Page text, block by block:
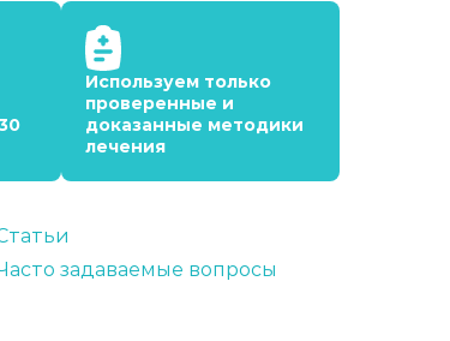
Используем только
проверенные и
доказанные методики
лечения
задаваемые вопросы